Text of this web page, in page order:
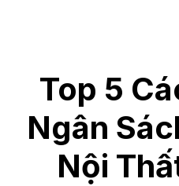
Top 5
Ngân
Nội